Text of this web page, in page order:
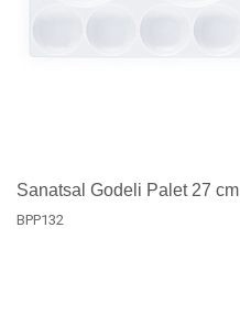
Sanatsal Godeli Palet 27 cm
BPP132